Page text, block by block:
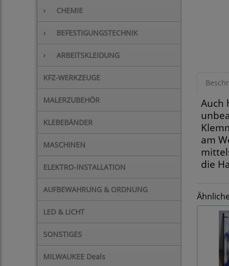
› CHEMIE
› BEFESTIGUNGSTECHNIK
› ARBEITSKLEIDUNG
KFZ-WERKZEUGE
MALERZUBEHÖR
KLEBEBÄNDER
MASCHINEN
ELEKTRO-INSTALLATION
AUFBEWAHRUNG & ORDNUNG
LED & LICHT
SONSTIGES
MILWAUKEE Deals
Auch
am
die